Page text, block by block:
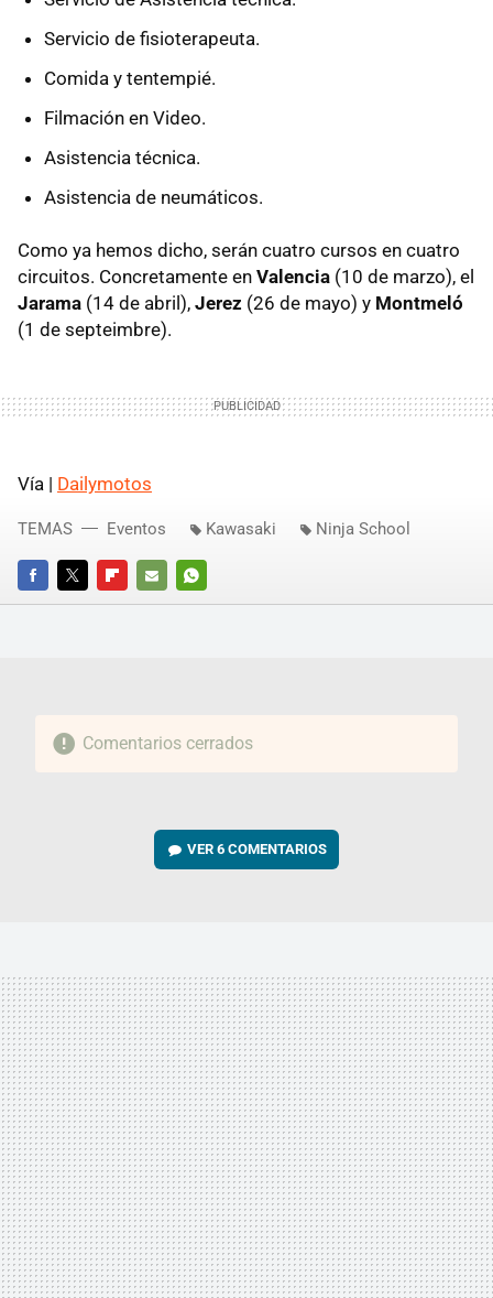
Servicio de fisioterapeuta.
Comida y tentempié.
Filmación en Video.
Asistencia técnica.
Asistencia de neumáticos.
Como ya hemos dicho, serán cuatro cursos en cuatro
circuitos. Concretamente en Valencia (10 de marzo), el
Jarama (14 de abril), Jerez (26 de mayo) y Montmeló
(1 de septeimbre).
Vía | Dailymotos
FACEBOOKTWITTERFLIPBOARD
E-
WHATSAPP
TEMAS Eventos Kawasaki Ninja School
Comentarios cerrados
VER6 COMENTARIOS